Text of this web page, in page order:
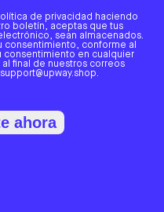
de privacidad haciendo
boletín, aceptas que tus
sean almacenados.
consentimiento, conforme al
consentimiento en cualquier
final de nuestros correos
ahora